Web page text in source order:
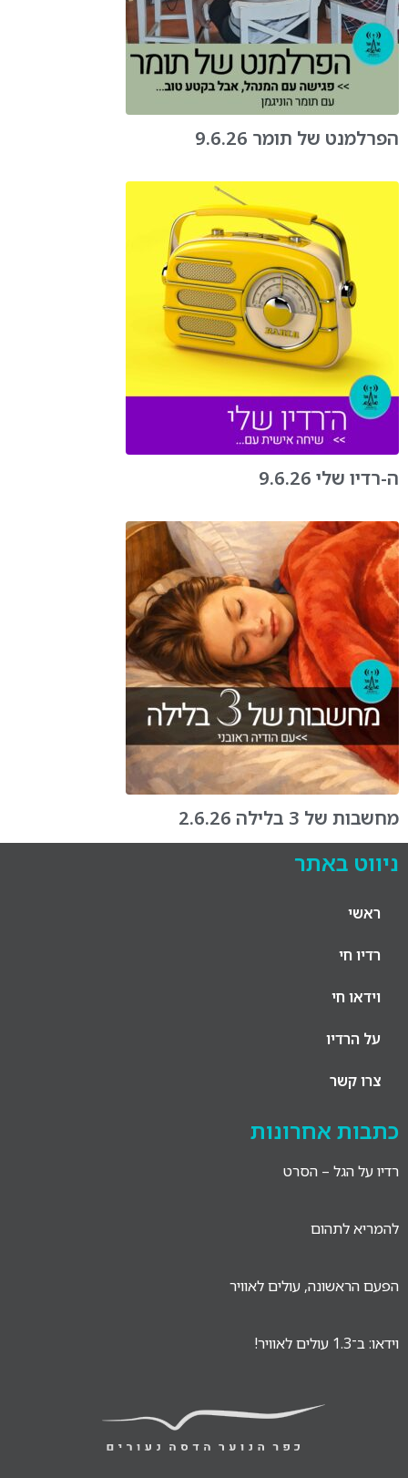
הפרלמנט של תומר 9.6.26
ה-רדיו שלי 9.6.26
מחשבות של 3 בלילה 2.6.26
ניווט באתר
ראשי
רדיו חי
וידאו חי
על הרדיו
צרו קשר
כתבות אחרונות
רדיו על הגל – הסרט
להמריא לתהום
הפעם הראשונה, עולים לאוויר
וידאו: ב־1.3 עולים לאוויר!